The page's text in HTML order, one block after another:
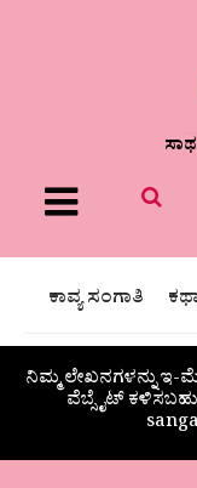
Menu
ಕಾವ್ಯ ಸಂಗಾತಿ
ನಿಮ್ಮ ಲೇಖನಗಳನ್ನು
ವೆಬ್ಸೈಟ್